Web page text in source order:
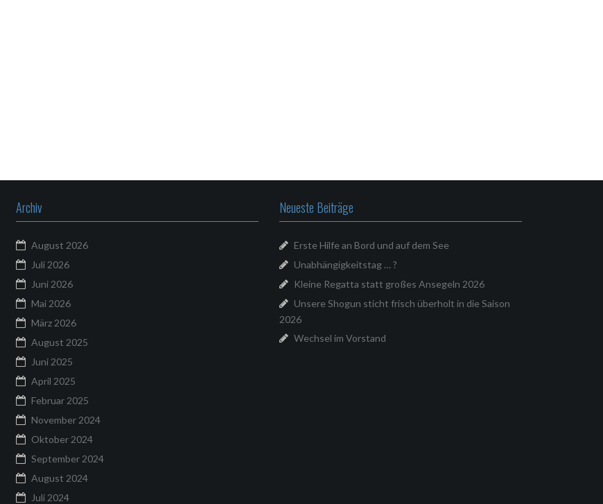
Archiv
August 2026
Juli 2026
Juni 2026
Mai 2026
März 2026
August 2025
Juni 2025
April 2025
Februar 2025
November 2024
Oktober 2024
September 2024
August 2024
Juli 2024
Neueste Beiträge
Erste Hilfe an Bord und auf dem See
Unabhängigkeitstag … ?
Kleine Regatta statt großes Ansegeln 2026
Unsere Shogun sticht frisch überholt in die Saison
2026
Wechsel im Vorstand